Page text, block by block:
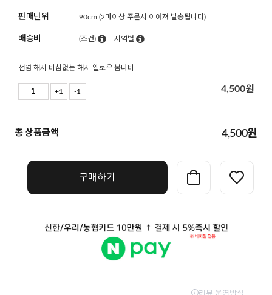
판매단위 90cm (2마이상 주문시 이어져 발송됩니다)
배송비 (조건) 지역별
선염 해지 비침없는 해지 옐로우 봄나비
+1 -1 4,500원
총 상품금액 4,500원
구매하기